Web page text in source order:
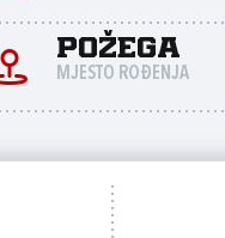
Požega
MJESTO ROĐENJA